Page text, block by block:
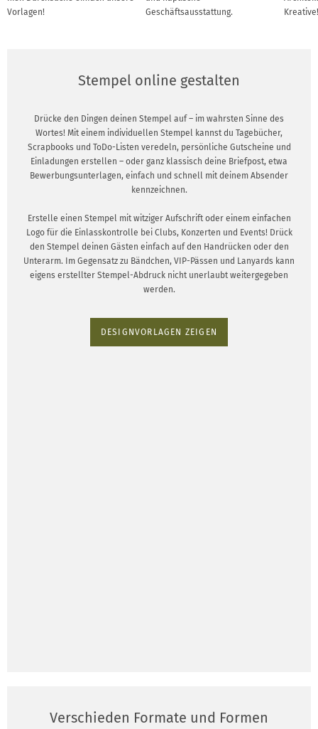
Vorlagen!
Geschäftsausstattung.
Kreative!
Stempel online gestalten
Drücke den Dingen deinen Stempel auf – im wahrsten Sinne des
Wortes! Mit einem individuellen Stempel kannst du Tagebücher,
Scrapbooks und ToDo-Listen veredeln, persönliche Gutscheine und
Einladungen erstellen – oder ganz klassisch deine Briefpost, etwa
Bewerbungsunterlagen, einfach und schnell mit deinem Absender
kennzeichnen.
Erstelle einen Stempel mit witziger Aufschrift oder einem einfachen
Logo für die Einlasskontrolle bei Clubs, Konzerten und Events! Drück
den Stempel deinen Gästen einfach auf den Handrücken oder den
Unterarm. Im Gegensatz zu Bändchen, VIP-Pässen und Lanyards kann
eigens erstellter Stempel-Abdruck nicht unerlaubt weitergegeben
werden.
DESIGNVORLAGEN ZEIGEN
Verschieden Formate und Formen